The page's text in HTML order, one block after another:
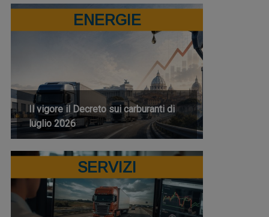
ENERGIE
Il vigore il Decreto sui carburanti di
luglio 2026
SERVIZI